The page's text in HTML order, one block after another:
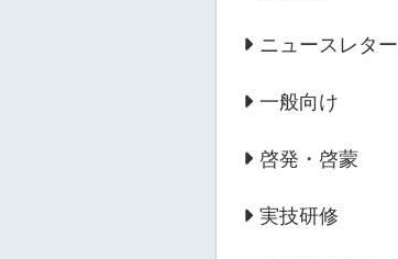
ニュースレター
一般向け
啓発・啓蒙
実技研修